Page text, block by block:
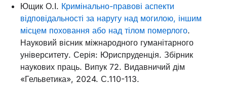
Ющик О.І. Кримінально-правові аспекти
відповідальності за наругу над могилою, іншим
місцем поховання або над тілом померлого.
Науковий вісник міжнародного гуманітарного
університету. Серія: Юриспруденція. Збірник
наукових праць. Випук 72. Видавничий дім
«Гельветика», 2024. С.110-113.